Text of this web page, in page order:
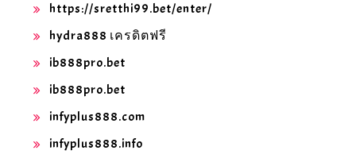
https://sretthi99.bet/enter/
hydra888 เครดิตฟรี
ib888pro.bet
ib888pro.bet
infyplus888.com
infyplus888.info